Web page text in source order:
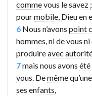
commevous lesavez ;
pourmobile Dieuen
6 Nous n’avons point
hommes nidevous ni
produireavec
7mais nous avons été
vous . Demêmequ’une
ses enfants